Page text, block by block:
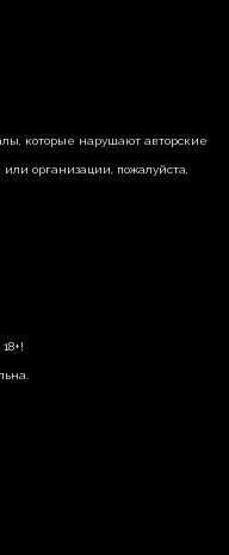
которые нарушают авторские
организации, пожалуйста,